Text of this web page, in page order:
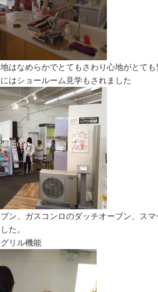
はなめらかでとてもさわり心地がとて
はショールーム見学もされました
ン、ガスコンロのダッチオーブン、ス
た。
リル機能